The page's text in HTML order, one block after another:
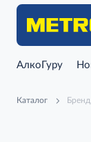
АлкоГуру
Каталог